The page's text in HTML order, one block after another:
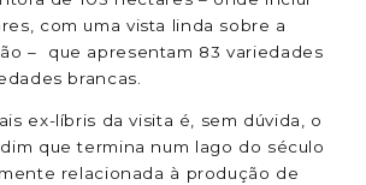
com uma vista linda sobre a
– que apresentam 83 variedades
brancas.
ex-líbris da visita é, sem dúvida, o
que termina num lago do século
relacionada à produção de